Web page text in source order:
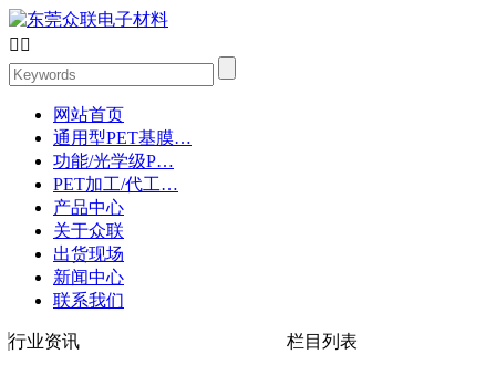
 
网站首页
通用型PET基膜…
功能/光学级P…
PET加工/代工…
产品中心
关于众联
出货现场
新闻中心
联系我们
行业资讯 栏目列表